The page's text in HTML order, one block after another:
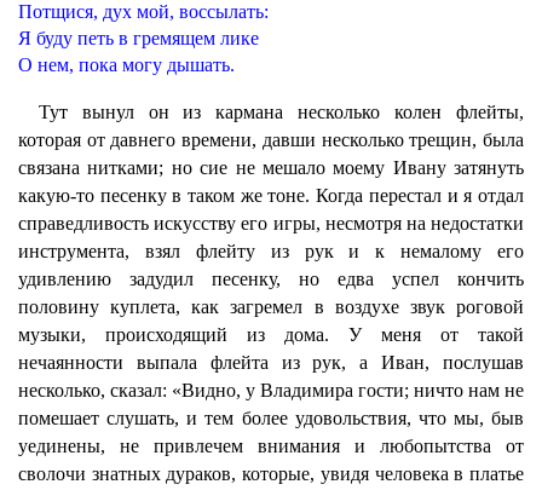
Потщися, дух мой, воссылать:
Я буду петь в гремящем лике
О нем, пока могу дышать.
Тут вынул он из кармана несколько колен флейты,
которая от давнего времени, давши несколько трещин, была
связана нитками; но сие не мешало моему Ивану затянуть
какую-то песенку в таком же тоне. Когда перестал и я отдал
справедливость искусству его игры, несмотря на недостатки
инструмента, взял флейту из рук и к немалому его
удивлению задудил песенку, но едва успел кончить
половину куплета, как загремел в воздухе звук роговой
музыки, происходящий из дома. У меня от такой
нечаянности выпала флейта из рук, а Иван, послушав
несколько, сказал: «Видно, у Владимира гости; ничто нам не
помешает слушать, и тем более удовольствия, что мы, быв
уединены, не привлечем внимания и любопытства от
сволочи знатных дураков, которые, увидя человека в платье